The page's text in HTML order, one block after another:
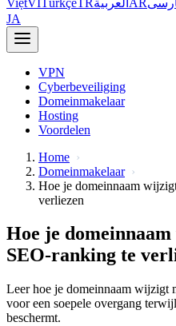
JA
VPN
Cyberbeveiliging
Domeinmakelaar
Hosting
Voordelen
Home
Domeinmakelaar
Hoe je domeinnaam
verliezen
Hoe je
SEO-ranking te
Leer hoe je domeinnaam wijzigt
voor een soepele overgang
beschermt.